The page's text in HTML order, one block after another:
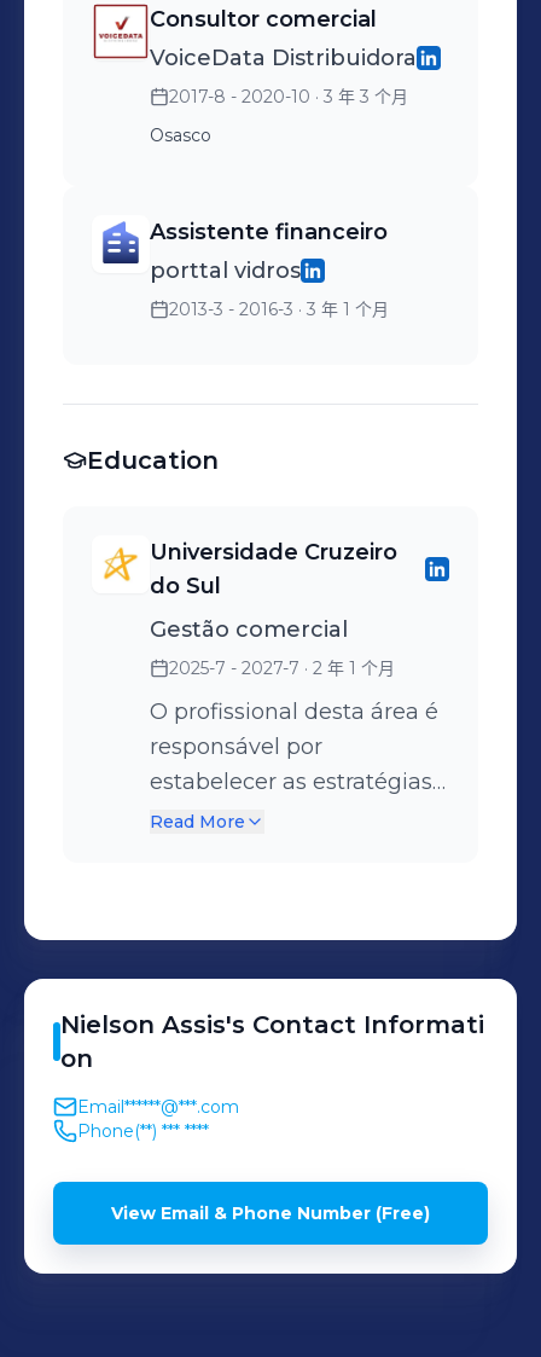
negócios · Negociação de
contratos · Apresentações
de vendas · Expansão de
negócios · Estratégia de
Processo de vendas
Consultor comercial
VoiceData Distribuidora
2017-8 - 2020-10 · 3 年 3 个月
Osasco
Assistente financeiro
porttal vidros
2013-3 - 2016-3 · 3 年 1 个月
Education
Universidade Cruzeiro
do Sul
Gestão comercial
2025-7 - 2027-7 · 2 年 1 个月
O profissional desta área é
responsável por
estabelecer as estratégias
comerciais da empresa. Ele
garantir a satisfação dos
Read More
Nielson Assis's Contact Informati
on
Email******@***.com
Phone(**) *** ****
View Email & Phone Number (Free)